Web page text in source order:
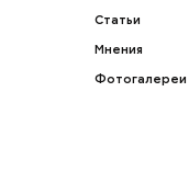
Статьи
Мнения
Фотогалереи